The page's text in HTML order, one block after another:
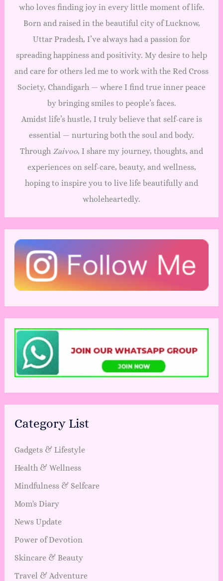
who loves finding joy in every little moment of life.
Born and raised in the beautiful city of Lucknow,
Uttar Pradesh, I’ve always had a passion for
spreading happiness and positivity. My desire to help
and care for others led me to work with the Red Cross
Society, Chandigarh — where I find true inner peace
by bringing smiles to people’s faces.
Amidst life’s hustle, I truly believe that self-care is
essential — nurturing both the soul and body.
Through Zaivoo, I share my journey, thoughts, and
experiences on self-care, beauty, and wellness,
hoping to inspire you to live life beautifully and
wholeheartedly.
Category List
Gadgets & Lifestyle
Health & Wellness
Mindfulness & Selfcare
Mom's Diary
News Update
Power of Devotion
Skincare & Beauty
Travel & Adventure